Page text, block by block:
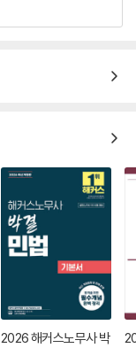
2026 해커스노무사 박